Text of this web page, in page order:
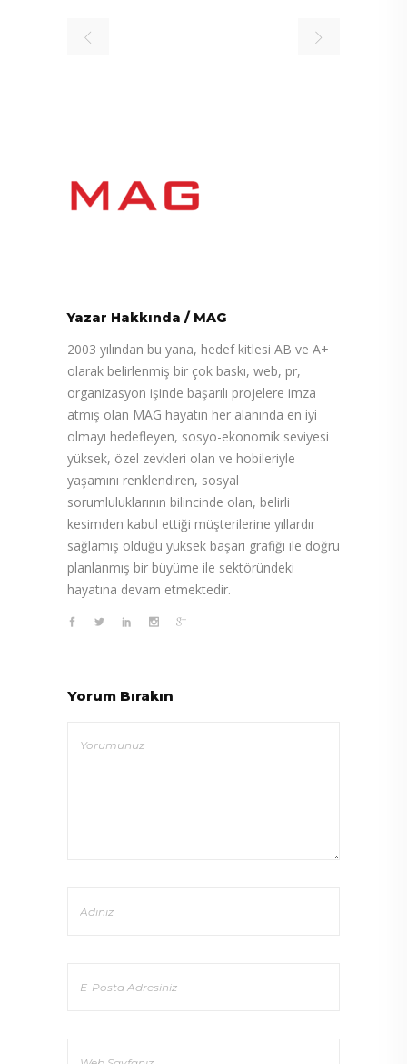
Yazar Hakkında / MAG
2003 yılından bu yana, hedef kitlesi AB ve A+
olarak belirlenmiş bir çok baskı, web, pr,
organizasyon işinde başarılı projelere imza
atmış olan MAG hayatın her alanında en iyi
olmayı hedefleyen, sosyo-ekonomik seviyesi
yüksek, özel zevkleri olan ve hobileriyle
yaşamını renklendiren, sosyal
sorumluluklarının bilincinde olan, belirli
kesimden kabul ettiği müşterilerine yıllardır
sağlamış olduğu yüksek başarı grafiği ile doğru
planlanmış bir büyüme ile sektöründeki
hayatına devam etmektedir.
Yorum Bırakın